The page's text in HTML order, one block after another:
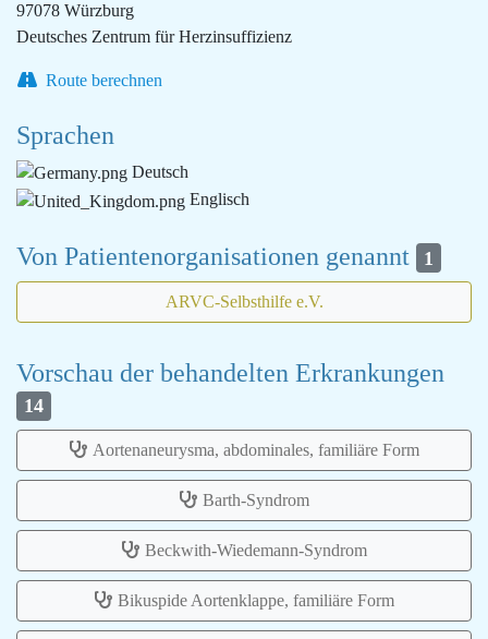
97078 Würzburg
Deutsches Zentrum für Herzinsuffizienz
Route berechnen
Sprachen
Deutsch
Englisch
Von Patientenorganisationen genannt 1
ARVC-Selbsthilfe e.V.
Vorschau der behandelten Erkrankungen
14
Aortenaneurysma, abdominales, familiäre Form
Barth-Syndrom
Beckwith-Wiedemann-Syndrom
Bikuspide Aortenklappe, familiäre Form